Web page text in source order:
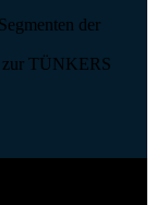
der
zur TÜNKERS